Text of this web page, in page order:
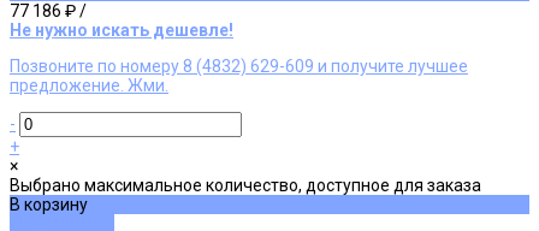
77 186 ₽/
Не нужно искать дешевле!
Позвоните по номеру 8 (4832) 629-609 и получите лучшее
предложение. Жми.
-
+
×
Выбрано максимальное количество, доступное для заказа
В корзину